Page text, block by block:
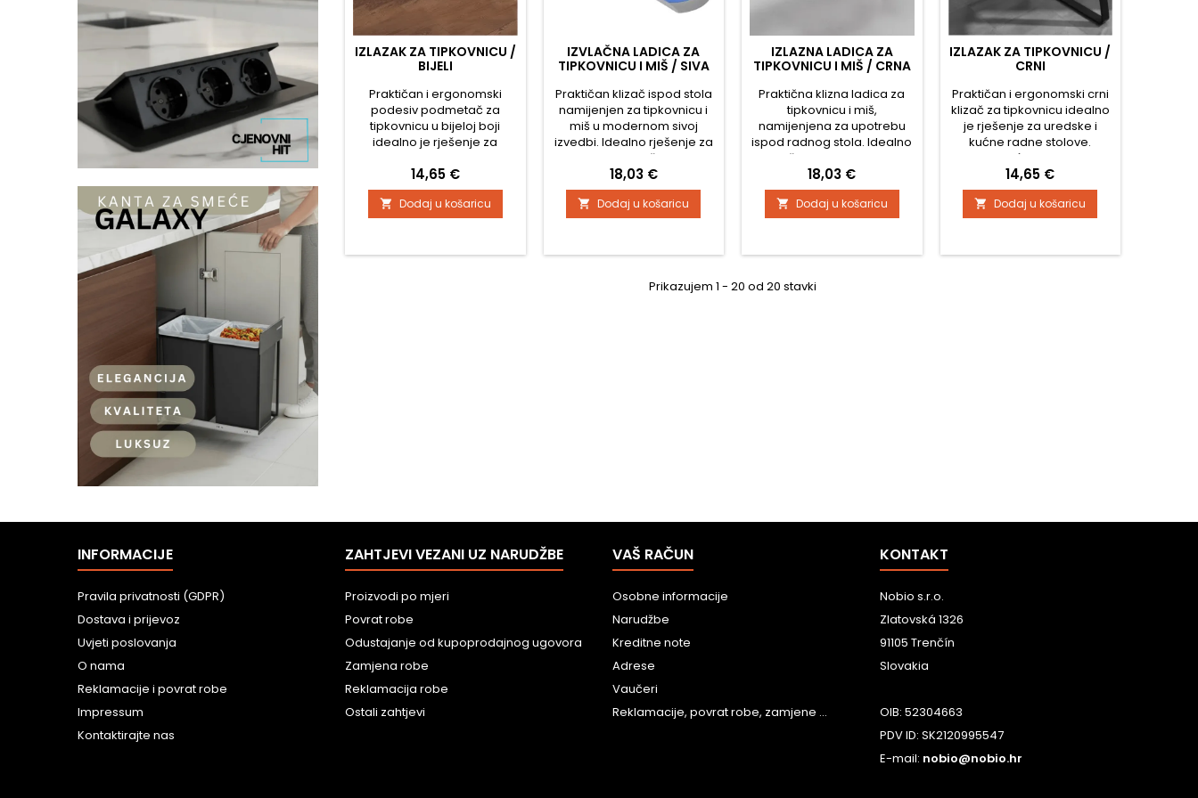
IZLAZAK ZA TIPKOVNICU /
BIJELI
Praktičan i ergonomski
podesiv podmetač za
tipkovnicu u bijeloj boji
idealno je rješenje za
i domaće radne prostore.
Omogućava ugodnu
izmjenu tipkovnice ispod
radne ploče, štedeći
doprinoseći pravilnoj
Cijena
14,65 €
 Dodaj u košaricu
IZVLAČNA LADICA ZA
TIPKOVNICU I MIŠ / SIVA
Praktičan klizač ispod stola
namijenjen za tipkovnicu i
miš u modernom sivoj
izvedbi. Idealno rješenje za
efikasno iskorištavanje
prostora i ergonomičniji
raspored radnog mjesta,
kod kuće ili u uredu. Klizač je
opremljen sa čvrstim
mehanizmom koji
klizanje. Uključuje i zasebnu
Cijena
18,03 €
 Dodaj u košaricu
IZLAZNA LADICA ZA
TIPKOVNICU I MIŠ / CRNA
Praktična klizna ladica za
tipkovnicu i miš,
namijenjena za upotrebu
ispod radnog stola. Idealno
rješenje za efikasno
iskorištavanje prostora i
ergonomičniji raspored
radnog mjesta kod kuće i u
uredu. Ladica je opremljena
klizačima koji omogućuju
tijekom uporabe. Uključuje
Cijena
18,03 €
 Dodaj u košaricu
IZLAZAK ZA TIPKOVNICU /
CRNI
Praktičan i ergonomski crni
klizač za tipkovnicu idealno
je rješenje za uredske i
kućne radne stolove.
Omogućuje udobno
izvlačenje tipkovnice ispod
radne površine, čime štedi
prostor na stolu i
poboljšava ergonomiju pri
metalnim tračnicama koje
Cijena
14,65 €
 Dodaj u košaricu
Prikazujem 1 - 20 od 20 stavki
INFORMACIJE
Pravila privatnosti (GDPR)
Dostava i prijevoz
Uvjeti poslovanja
O nama
Reklamacije i povrat robe
Impressum
Kontaktirajte nas
ZAHTJEVI VEZANI UZ NARUDŽBE
Proizvodi po mjeri
Povrat robe
Odustajanje od kupoprodajnog ugovora
Zamjena robe
Reklamacija robe
Ostali zahtjevi
VAŠ RAČUN
Osobne informacije
Narudžbe
Kreditne note
Adrese
Vaučeri
Reklamacije, povrat robe, zamjene ...
KONTAKT
Nobio s.r.o.
Zlatovská 1326
91105 Trenčín
Slovakia
OIB: 52304663
PDV ID: SK2120995547
E-mail: nobio@nobio.hr